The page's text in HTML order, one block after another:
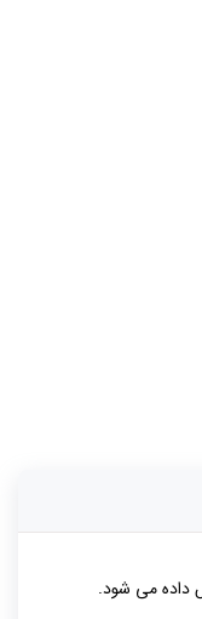
داده می شود.